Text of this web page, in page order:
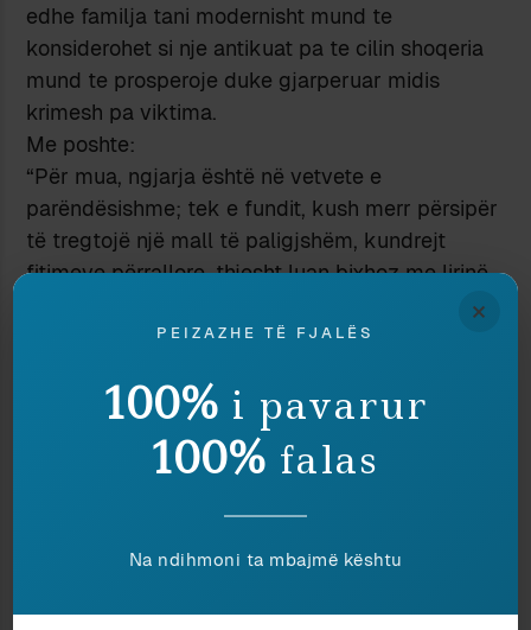
edhe familja tani modernisht mund te
konsiderohet si nje antikuat pa te cilin shoqeria
mund te prosperoje duke gjarperuar midis
krimesh pa viktima.
Me poshte:
“Për mua, ngjarja është në vetvete e
parëndësishme; tek e fundit, kush merr përsipër
të tregtojë një mall të paligjshëm, kundrejt
fitimeve përrallore, thjesht luan bixhoz me lirinë
atehere perse ju i jepni rendesi duke shkruar
rreth saj? Per te treguar qe ata qe e quajne te
rendesishme e kane gabim? E dyta, mund te
fitim “a colpo sicuro”.
×
PEIZAZHE TË FJALËS
100% i pavarur
100% falas
Na ndihmoni ta mbajmë kështu